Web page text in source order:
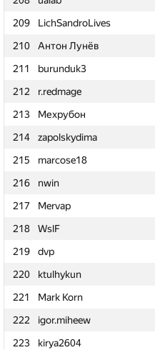
209
LichSandroLives
210
Антон Лунёв
211
burunduk3
212
r.redmage
213
Мехрубон
214
zapolskydima
215
marcose18
216
nwin
217
Mervap
218
WslF
219
dvp
220
ktulhykun
221
Mark Korn
222
igor.miheew
223
kirya2604
Participant